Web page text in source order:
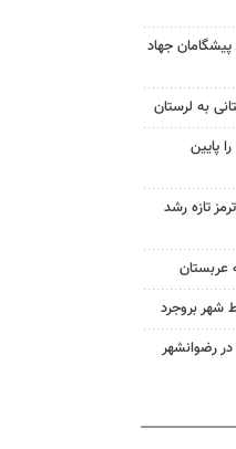
پیشگامان جهاد
به لرستان
پایین
تازه رشد
عربستان
شهر بروجرد
رضوانشهر